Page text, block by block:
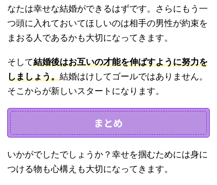
なたは幸せな結婚ができるはずです。さらにもう一
つ頭に入れておいてほしいのは相手の男性が約束を
まおる人であるかも大切になってきます。
そして結婚後はお互いの才能を伸ばすように努力を
しましょう。結婚はけしてゴールではありません。
そこからが新しいスタートになります。
まとめ
いかがでしたでしょうか？幸せを掴むためには身に
つける物も心構えも大切になってきます。